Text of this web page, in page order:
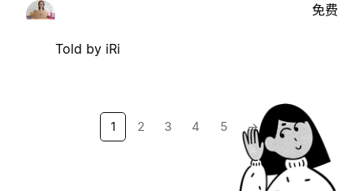
Told by iRi
免费
1 2 3 4 5 →